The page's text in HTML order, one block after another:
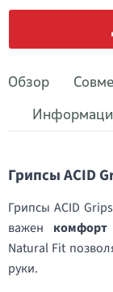
Обзор
Грипсы ACID
Грипсы ACID
важен комфорт
Natural Fit
руки.